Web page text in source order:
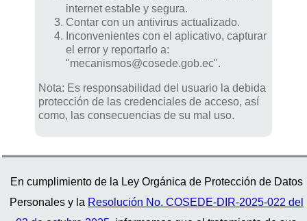
internet estable y segura.
Contar con un antivirus actualizado.
Inconvenientes con el aplicativo, capturar
el error y reportarlo a:
"mecanismos@cosede.gob.ec".
Nota: Es responsabilidad del usuario la debida
protección de las credenciales de acceso, así
como, las consecuencias de su mal uso.
En cumplimiento de la Ley Orgánica de Protección de Datos
Personales y la Resolución No. COSEDE-DIR-2025-022 del